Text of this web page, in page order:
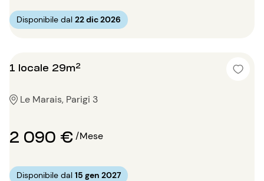
Disponibile dal 22 dic 2026
1 locale 29m²
Le Marais, Parigi 3
2 090 €/Mese
Disponibile dal 15 gen 2027